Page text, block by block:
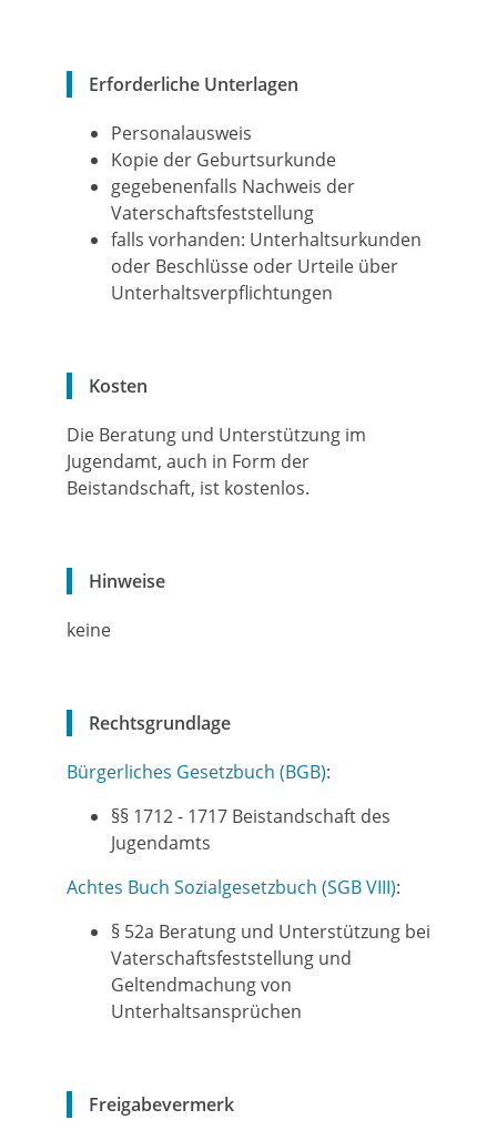
Erforderliche Unterlagen
Personalausweis
Kopie der Geburtsurkunde
gegebenenfalls Nachweis der
Vaterschaftsfeststellung
falls vorhanden: Unterhaltsurkunden
oder Beschlüsse oder Urteile über
Unterhaltsverpflichtungen
Kosten
Die Beratung und Unterstützung im
Jugendamt, auch in Form der
Beistandschaft, ist kostenlos.
Hinweise
keine
Rechtsgrundlage
Bürgerliches Gesetzbuch (BGB):
§§ 1712 - 1717 Beistandschaft des
Jugendamts
Achtes Buch Sozialgesetzbuch (SGB VIII):
§ 52a Beratung und Unterstützung bei
Vaterschaftsfeststellung und
Geltendmachung von
Unterhaltsansprüchen
Freigabevermerk